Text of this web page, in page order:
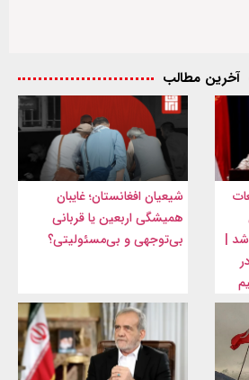
آخرین مطالب
|
شیعیان افغانستان؛ غایبان
همیشگی اربعین یا قربانی
بی‌توجهی و بی‌مسئولیتی؟